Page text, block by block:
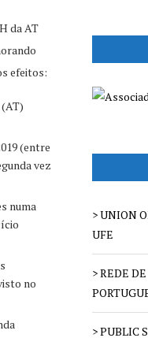
da AT
efeitos:
(entre
vez
numa
no
> UNION
UFE
> REDE
> PUBLIC